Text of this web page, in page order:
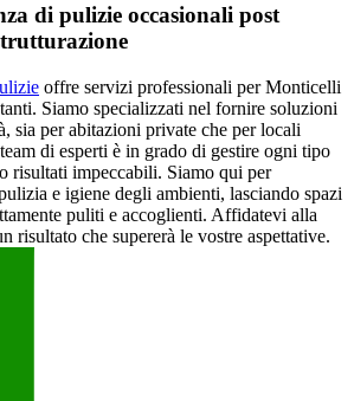
di pulizie occasionali post
offre servizi professionali per Monticelli
Siamo specializzati nel fornire soluzioni
sia per abitazioni private che per locali
di esperti è in grado di gestire ogni tipo
risultati impeccabili. Siamo qui per
e igiene degli ambienti, lasciando spazi
puliti e accoglienti. Affidatevi alla
risultato che supererà le vostre aspettative.